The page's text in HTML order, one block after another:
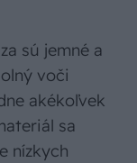
sú jemné a
voči
akékoľvek
sa
nízkych